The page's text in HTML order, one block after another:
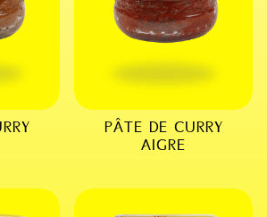
PÂTE DE CURRY
AIGRE